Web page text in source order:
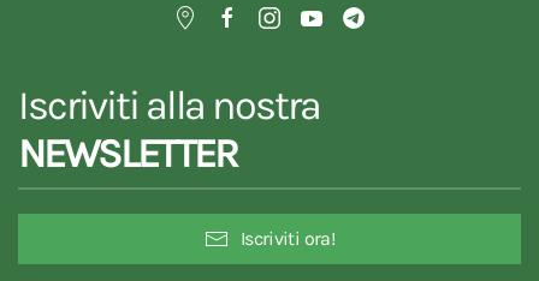
Iscriviti alla nostra
NEWSLETTER
Iscriviti ora!